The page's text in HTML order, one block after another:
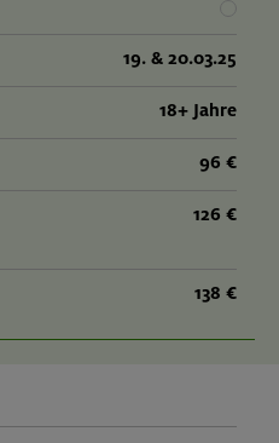
19. & 20.03.25
18+ Jahre
96 €
126 €
138 €